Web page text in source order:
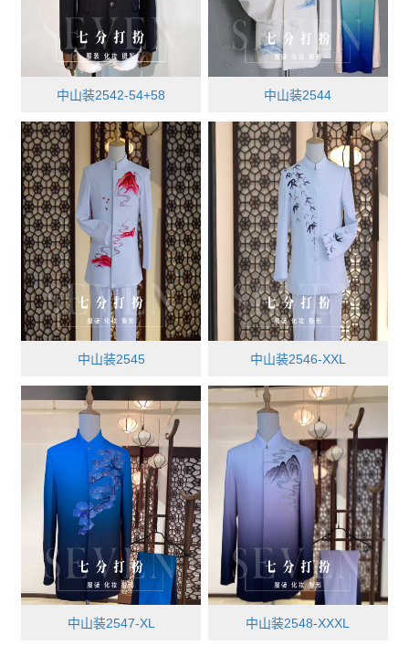
中山装2542-54+58 中山装2544
中山装2545 中山装2546-XXL
中山装2547-XL 中山装2548-XXXL